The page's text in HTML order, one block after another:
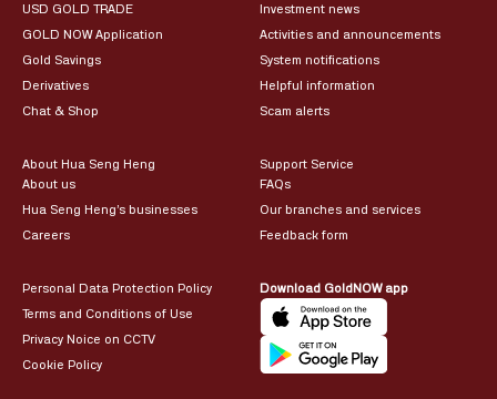
USD GOLD TRADE
GOLD NOW Application
Gold Savings
Derivatives
Chat & Shop
Investment news
Activities and announcements
System notifications
Helpful information
Scam alerts
About Hua Seng Heng
About us
Hua Seng Heng’s businesses
Careers
Support Service
FAQs
Our branches and services
Feedback form
Personal Data Protection Policy
Terms and Conditions of Use
Privacy Noice on CCTV
Cookie Policy
Download GoldNOW app